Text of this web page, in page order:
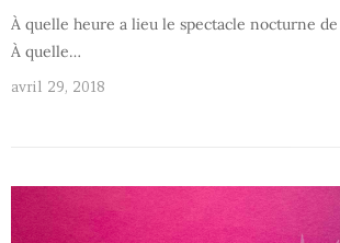
À quelle heure a lieu le spectacle nocturne de
À quelle…
avril 29, 2018